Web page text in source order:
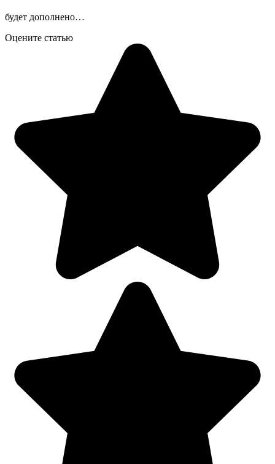
будет дополнено…
Оцените статью